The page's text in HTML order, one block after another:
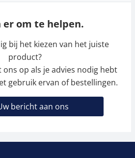
er om te helpen.
bij het kiezen van het juiste
product?
op als je advies nodig hebt
gebruik ervan of bestellingen.
bericht aan ons